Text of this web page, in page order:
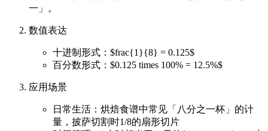
一」。
数值表达
十进制形式：$frac{1}{8} = 0.125$
百分数形式：$0.125 times 100% = 12.5%$
应用场景
日常生活：烘焙食谱中常见「八分之一杯」的计
量，披萨切割时1/8的扇形切片